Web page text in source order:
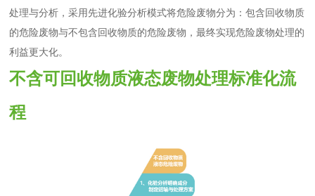
处理与分析，采用先进化验分析模式将危险废物分为：包含回收物质
的危险废物与不包含回收物质的危险废物，最终实现危险废物处理的
利益更大化。
不含可回收物质液态废物处理标准化流
程